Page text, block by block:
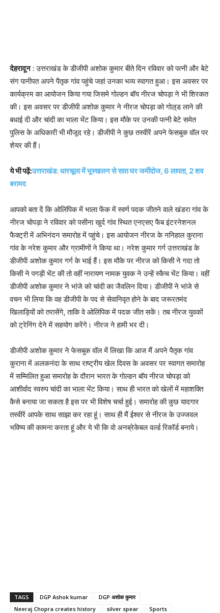
देहरादून: उत्तराखंड के डीजीपी अशोक कुमार बीते दिन रविवार को पत्नी और बेटे
संग पानीपत अपने पैतृक गांव पहुंचे जहां उनका भव्य स्वागत हुआ। इस अवसर पर
कार्यक्रम का आयोजन किया गया जिसमे गोल्डन बॉय नीरज चोपड़ा ने भी शिरकत
की। इस अवसर पर डीजीपी अशोक कुमार ने नीरज चोपड़ा को गोल़्ड लाने की
बधाई दी और चांदी का भाला भेंट किया। इस मौके पर उनकी पत्नी बेटे समेत
पुलिस के अधिकारी भी मौजूद रहे। डीजीपी ने कुछ तस्वीरें अपने फेसबुक वॉल पर
शेयर की हैं।
ये भी पढ़ें:उत्तराखंड: धारचूला में भूस्खलन से सात घर जमींदोज, 6 लापता, 2 शव
बरामद
आपको बता दें कि ओलिंपिक में भाला फेंक में स्वर्ण पदक जीतने वाले खंडरा गांव के
नीरज चोपड़ा ने रविवार को पसीना खुर्द गांव स्थित एनएसए फैब इंटरनेशनल
फैक्ट्री में अभिनंदन समारोह में पहुंचे। इस आयोजन नीरज के ननिहाल कुराना
गांव के नरेश कुमार और ग्रामीणों ने किया था। नरेश कुमार गर्ग उत्तराखंड के
डीजीपी अशोक कुमार गर्ग के भाई हैं। इस मौके पर नीरज को किसी ने गदा तो
किसी ने पगड़ी भेंट की तो वहीं नारायण नामक युवक ने उन्हें स्कैच भेंट किया। वहीं
डीजीपी अशोक कुमार ने भांजे को चांदी का जैवलिन दिया। डीजीपी ने भांजे से
वचन भी लिया कि वह डीजीपी के पद से सेवानिवृत होने के बाद जरूरतमंद
खिलाड़ियों को तरासेंगे, ताकि वे ओलिंपिक में पदक जीत सकें। तब नीरज युवकों
को ट्रेनिंग देने में सहयोग करेंगे। नीरज ने हामी भर दी।
डीजीपी अशोक कुमार ने फेसबुक वॉल में लिखा कि आज मैं अपने पैतृक गांव
कुराना में अलकनंदा के साथ राष्ट्रीय खेल दिवस के अवसर पर स्वागत समारोह
में सम्मिलित हुआ समारोह के दौरान भारत के गोल्डन बॉय नीरज चोपड़ा को
आशीर्वाद स्वरुप चांदी का भाला भेंट किया। साथ ही भारत को खेलों में महाशक्ति
कैसे बनाया जा सकता है इस पर भी विशेष चर्चा हुई। समारोह की कुछ यादगार
तस्वीरें आपके साथ साझा कर रहा हूं। साथ ही मैं ईश्वर से नीरज के उज्जवल
भविष्य की कामना करता हूं और ये भी कि वो अनब्रेकेबल वर्ल्ड रिकॉर्ड बनाये।
TAGS DGP Ashok kumar
DGP अशोक कुमार
Neeraj Chopra creates history
silver spear Sports